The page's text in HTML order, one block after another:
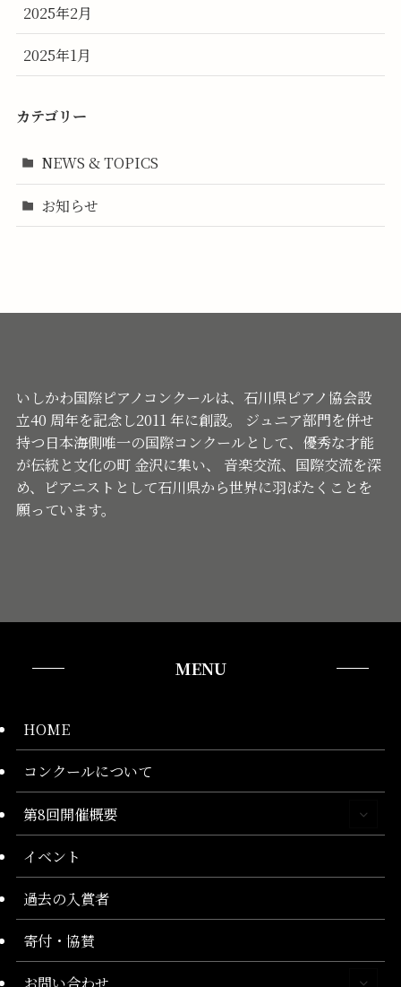
2025年2月
2025年1月
カテゴリー
NEWS & TOPICS
お知らせ
いしかわ国際ピアノコンクールは、石川県ピアノ協会設
立40 周年を記念し2011 年に創設。 ジュニア部門を併せ
持つ日本海側唯一の国際コンクールとして、優秀な才能
が伝統と文化の町 金沢に集い、 音楽交流、国際交流を深
め、ピアニストとして石川県から世界に羽ばたくことを
願っています。
MENU
HOME
コンクールについて
第8回開催概要
イベント
過去の入賞者
寄付・協賛